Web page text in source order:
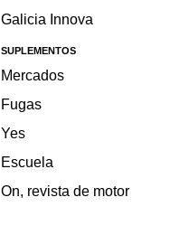
Galicia Innova
SUPLEMENTOS
Mercados
Fugas
Yes
Escuela
On, revista de motor